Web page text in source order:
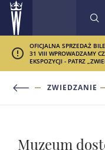
OFICJALNA SPRZEDAŻ
31 VIII WPROWADZAMY
EKSPOZYCJI - PATRZ
ZWIEDZANIE
Muzeum